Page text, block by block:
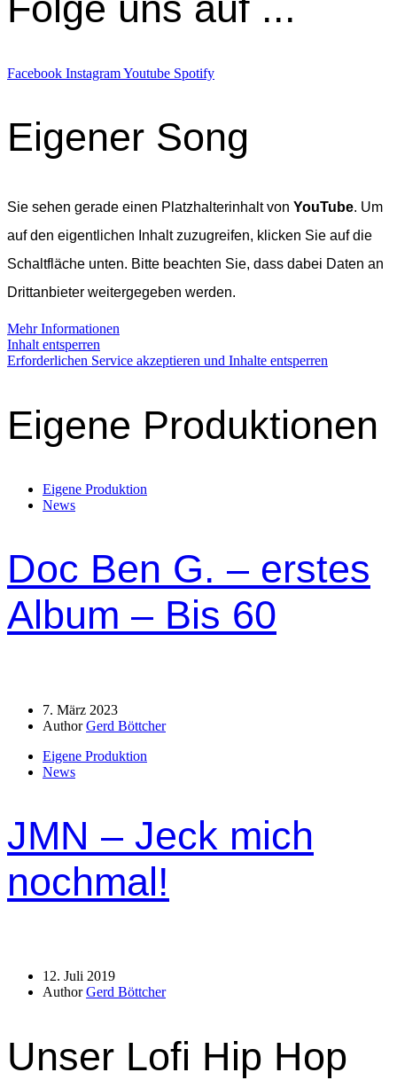
Facebook InstagramYoutube Spotify
Eigener Song
Sie sehen gerade einen Platzhalterinhalt von YouTube. Um
auf den eigentlichen Inhalt zuzugreifen, klicken Sie auf die
Schaltfläche unten. Bitte beachten Sie, dass dabei Daten an
Drittanbieter weitergegeben werden.
Mehr Informationen
Inhalt entsperren
Erforderlichen Service akzeptieren und Inhalte entsperren
Eigene Produktionen
Eigene Produktion
News
Doc Ben G. – erstes
Album – Bis 60
7. März 2023
AuthorGerd Böttcher
Eigene Produktion
News
JMN – Jeck mich
nochmal!
12. Juli 2019
AuthorGerd Böttcher
Unser Lofi Hip Hop